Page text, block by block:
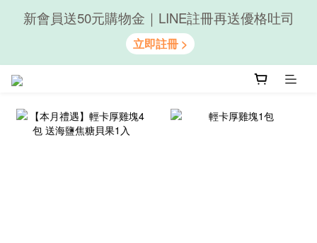
隨心享受｜貝果任選6組$899
新會員送50元購物金｜LINE註冊再送優格吐司